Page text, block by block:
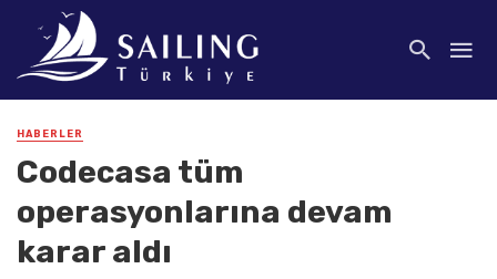
HABERLER
Codecasa tüm
operasyonlarına devam
karar aldı